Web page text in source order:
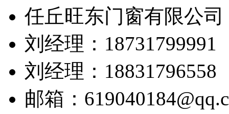
任丘旺东门窗有限公司
刘经理：18731799991
刘经理：18831796558
邮箱：